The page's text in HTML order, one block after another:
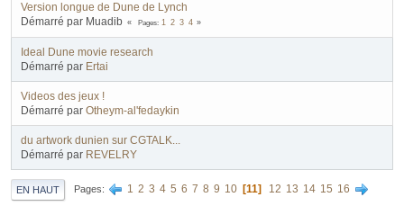
Version longue de Dune de Lynch
Démarré par Muadib
Pages 1 2 3 4
Ideal Dune movie research
Démarré par Ertai
Videos des jeux !
Démarré par Otheym-al'fedaykin
du artwork dunien sur CGTALK...
Démarré par REVELRY
EN HAUT Pages 1 2 3 4 5 6 7 8 9 10 11 12 13 14 15 16